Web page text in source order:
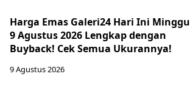
Harga Emas Galeri24 Hari Ini Minggu
9 Agustus 2026 Lengkap dengan
Buyback! Cek Semua Ukurannya!
9 Agustus 2026